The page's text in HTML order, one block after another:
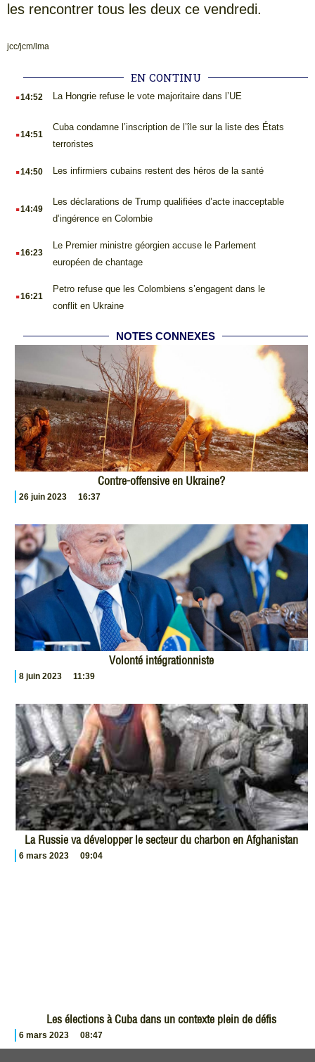
les rencontrer tous les deux ce vendredi.
jcc/jcm/lma
EN CONTINU
.14:52 La Hongrie refuse le vote majoritaire dans l’UE
.14:51
Cuba condamne l’inscription de l’île sur la liste des États
terroristes
.14:50 Les infirmiers cubains restent des héros de la santé
.14:49
Les déclarations de Trump qualifiées d’acte inacceptable
d’ingérence en Colombie
.16:23
Le Premier ministre géorgien accuse le Parlement
européen de chantage
.16:21
Petro refuse que les Colombiens s’engagent dans le
conflit en Ukraine
NOTES CONNEXES
Contre-offensive en Ukraine?
26 juin 2023 16:37
Volonté intégrationniste
8 juin 2023 11:39
La Russie va développer le secteur du charbon en Afghanistan
6 mars 2023 09:04
Les élections à Cuba dans un contexte plein de défis
6 mars 2023 08:47